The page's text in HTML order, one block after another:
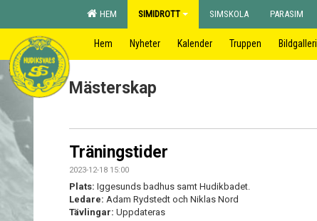
HEM SIMIDROTT SIMSKOLA PARASIM
Hem Nyheter Kalender Truppen Bildgalleri
Mästerskap
Träningstider
2023-12-18 15:00
Plats: Iggesunds badhus samt Hudikbadet.
Ledare: Adam Rydstedt och Niklas Nord
Tävlingar: Uppdateras